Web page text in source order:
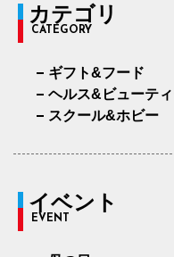
カテゴリ
CATEGORY
ギフト&フード
ヘルス&ビューテ
スクール&ホビー
イベント
EVENT